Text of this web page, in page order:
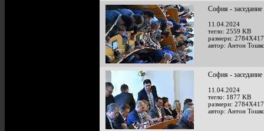
София -
11.04.2024
тегло: 2559 KB
размери:
автор: Антон
София -
11.04.2024
тегло: 1877 KB
размери:
автор: Антон